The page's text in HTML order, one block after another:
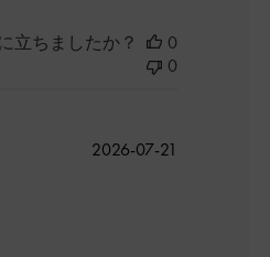
立ちましたか？
0
0
2026-07-21